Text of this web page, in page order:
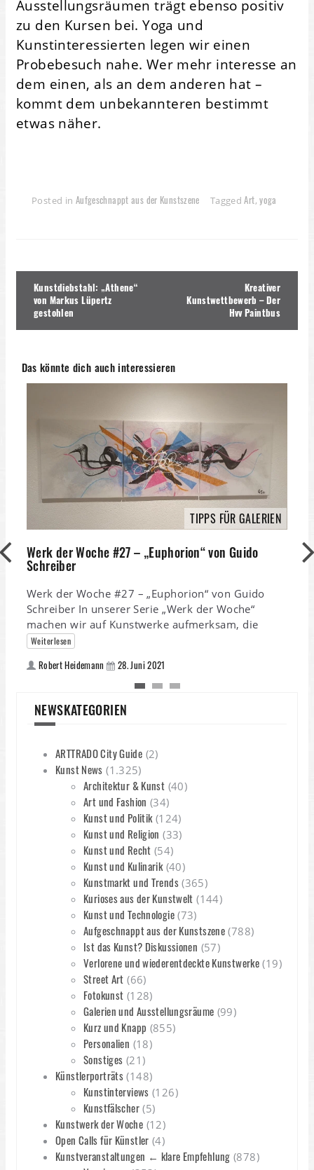
Ausstellungsräumen trägt ebenso positiv
zu den Kursen bei. Yoga und
Kunstinteressierten legen wir einen
Probebesuch nahe. Wer mehr interesse an
dem einen, als an dem anderen hat –
kommt dem unbekannteren bestimmt
etwas näher.
Posted in Aufgeschnappt aus der Kunstszene TaggedArt,yoga
Beitragsnavigation
Kunstdiebstahl: „Athene“
von Markus Lüpertz
gestohlen
Kreativer
Kunstwettbewerb – Der
Hvv Paintbus
Das könnte dich auch interessieren
TIPPS FÜR GALERIEN
Werk der Woche #27 – „Euphorion“ von Guido
Schreiber
Werk der Woche #27 – „Euphorion“ von Guido
Schreiber In unserer Serie „Werk der Woche“
machen wir auf Kunstwerke aufmerksam, die
Weiterlesen
Robert Heidemann 28. Juni 2021
NEWSKATEGORIEN
ARTTRADO City Guide (2)
Kunst News (1.325)
Architektur & Kunst (40)
Art und Fashion (34)
Kunst und Politik(124)
Kunst und Religion (33)
Kunst und Recht (54)
Kunst und Kulinarik(40)
Kunstmarkt und Trends(365)
Kurioses aus der Kunstwelt (144)
Kunst und Technologie(73)
Aufgeschnappt aus der Kunstszene (788)
Ist das Kunst? Diskussionen (57)
Verlorene und wiederentdeckte Kunstwerke (19)
Street Art (66)
Fotokunst (128)
Galerien und Ausstellungsräume (99)
Kurz und Knapp (855)
Personalien (18)
Sonstiges (21)
Künstlerporträts (148)
Kunstinterviews (126)
Kunstfälscher(5)
Kunstwerk der Woche (12)
Open Calls für Künstler (4)
Kunstveranstaltungen ← klare Empfehlung (878)